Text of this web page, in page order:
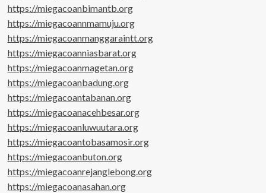
https://miegacoanbimantb.org
https://miegacoannmamuju.org
https://miegacoanmanggaraintt.org
https://miegacoanniasbarat.org
https://miegacoanmagetan.org
https://miegacoanbadung.org
https://miegacoantabanan.org
https://miegacoanacehbesar.org
https://miegacoanluwuutara.org
https://miegacoantobasamosir.org
https://miegacoanbuton.org
https://miegacoanrejanglebong.org
https://miegacoanasahan.org